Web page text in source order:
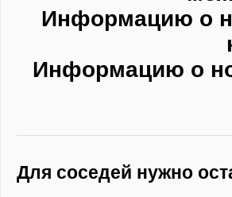
Информацию о
Информацию о
Для соседей нужно